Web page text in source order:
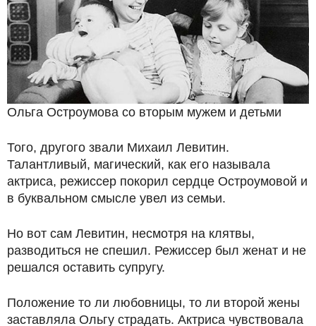
Ольга Остроумова со вторым мужем и детьми
Того, другого звали Михаил Левитин.
Талантливый, магический, как его называла
актриса, режиссер покорил сердце Остроумовой и
в буквальном смысле увел из семьи.
Но вот сам Левитин, несмотря на клятвы,
разводиться не спешил. Режиссер был женат и не
решался оставить супругу.
Положение то ли любовницы, то ли второй жены
заставляла Ольгу страдать. Актриса чувствовала